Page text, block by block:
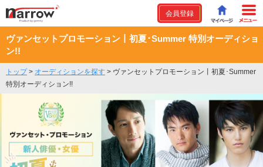
会員登録
ヴァンセットプロモーション丨初夏･Summer 特別オーディショ
ン!!
トップ> オーディションを探す > ヴァンセットプロモーション丨初夏･Summer
特別オーディション!!